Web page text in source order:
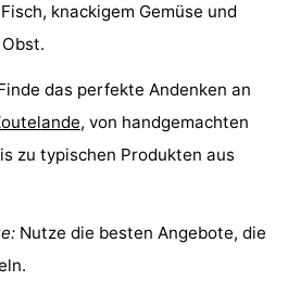
knackigem Gemüse und
das perfekte Andenken an
, von handgemachten
zu typischen Produkten aus
Nutze die besten Angebote, die